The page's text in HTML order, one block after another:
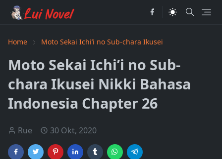
Home Moto Sekai Ichi’i no Sub-chara Ikusei
Moto Sekai Ichi’i no Sub-
chara Ikusei Nikki Bahasa
Indonesia Chapter 26
Rue 30 Okt, 2020